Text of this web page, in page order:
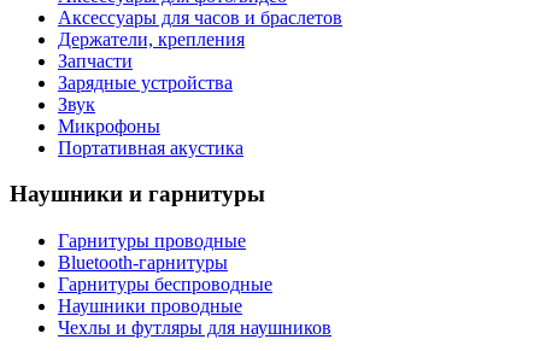
Аксессуары для часов и браслетов
Держатели, крепления
Запчасти
Зарядные устройства
Звук
Микрофоны
Портативная акустика
Наушники и гарнитуры
Гарнитуры проводные
Bluetooth-гарнитуры
Гарнитуры беспроводные
Наушники проводные
Чехлы и футляры для наушников